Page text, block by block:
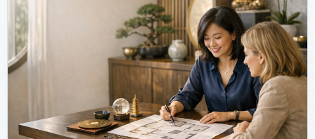
家居欣赏
装修设计
家居文化
家装攻略 创意家居